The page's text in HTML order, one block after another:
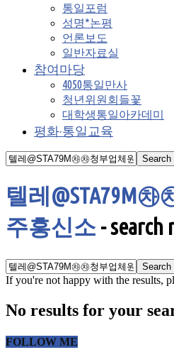
통일포럼
성명*논평
언론보도
일반자료실
참여마당
4050통일만사
청년위원회들꽃
대학생통일아카데미
평화·통일교육
텔레@STA79M
주흥신소 -search
If you're not happy with the results,
No results for your
FOLLOW ME